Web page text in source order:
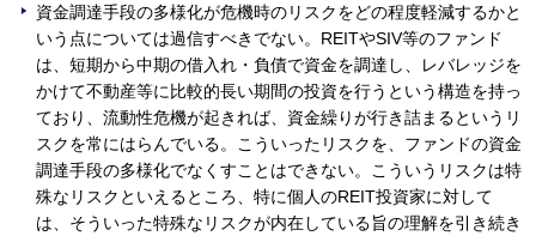
資金調達手段の多様化が危機時のリスクをどの程度軽減するかと
いう点については過信すべきでない。REITやSIV等のファンド
は、短期から中期の借入れ・負債で資金を調達し、レバレッジを
かけて不動産等に比較的長い期間の投資を行うという構造を持っ
ており、流動性危機が起きれば、資金繰りが行き詰まるというリ
スクを常にはらんでいる。こういったリスクを、ファンドの資金
調達手段の多様化でなくすことはできない。こういうリスクは特
殊なリスクといえるところ、特に個人のREIT投資家に対して
は、そういった特殊なリスクが内在している旨の理解を引き続き